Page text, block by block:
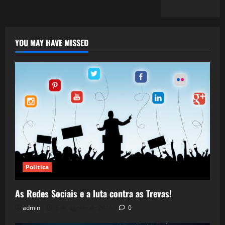
YOU MAY HAVE MISSED
Política
As Redes Sociais e a luta contra as Trevas!
admin 0